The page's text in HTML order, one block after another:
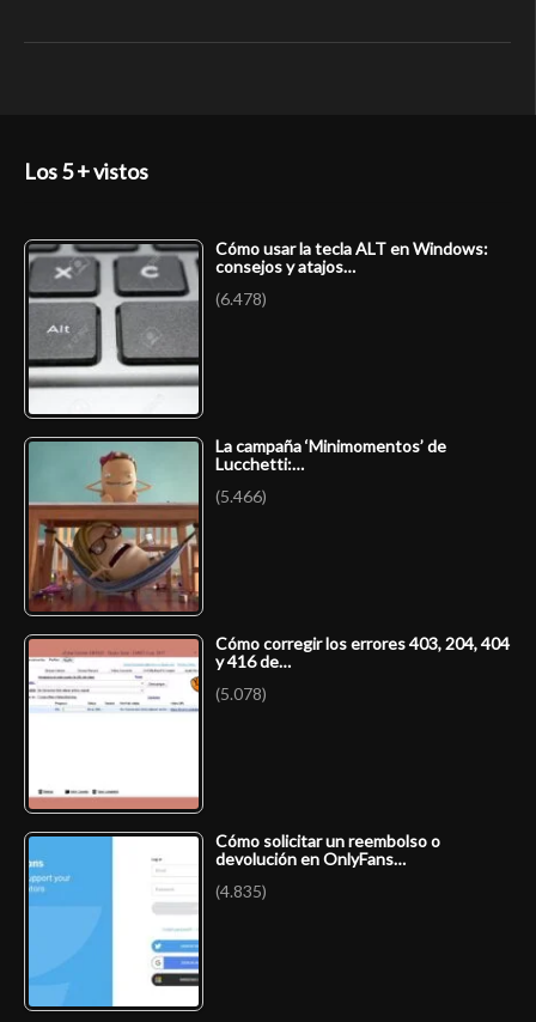
Los 5 + vistos
Cómo usar la tecla ALT en Windows:
consejos y atajos…
(6.478)
La campaña ‘Minimomentos’ de
Lucchetti:…
(5.466)
Cómo corregir los errores 403, 204, 404
y 416 de…
(5.078)
Cómo solicitar un reembolso o
devolución en OnlyFans…
(4.835)